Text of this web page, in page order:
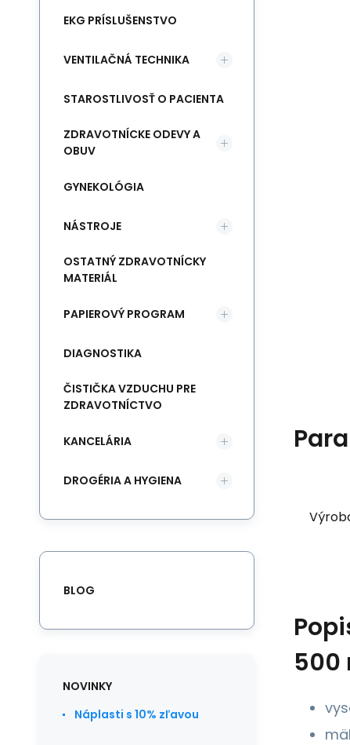
500
EKG PRÍSLUŠENSTVO
VENTILAČNÁ TECHNIKA
STAROSTLIVOSŤ O PACIENTA
ZDRAVOTNÍCKE ODEVY A
OBUV
GYNEKOLÓGIA
NÁSTROJE
OSTATNÝ ZDRAVOTNÍCKY
MATERIÁL
PAPIEROVÝ PROGRAM
DIAGNOSTIKA
ČISTIČKA VZDUCHU PRE
ZDRAVOTNÍCTVO
KANCELÁRIA
DROGÉRIA A HYGIENA
BLOG
NOVINKY
Náplasti s 10% zľavou